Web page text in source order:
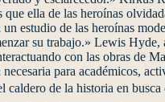
que ella de las heroínas
estudio de las heroínas
su trabajo.» Lewis
con las obras de
para académicos,
de la historia en